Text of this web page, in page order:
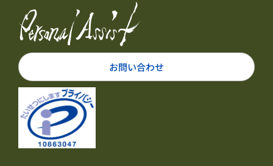
お問い合わせ